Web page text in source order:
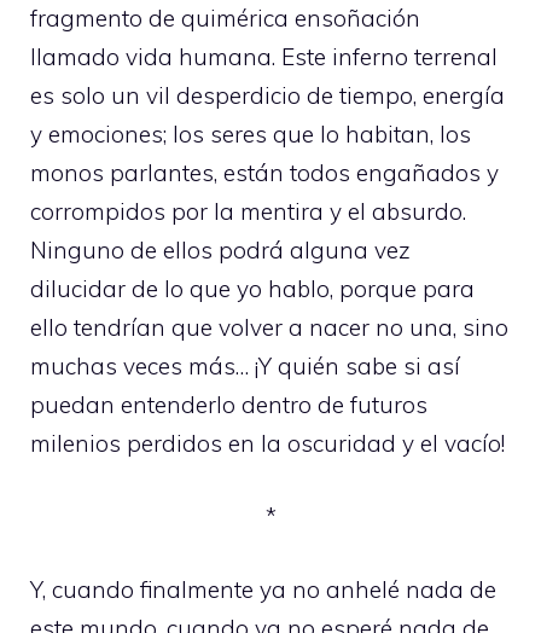
fragmento de quimérica ensoñación
llamado vida humana. Este inferno terrenal
es solo un vil desperdicio de tiempo, energía
y emociones; los seres que lo habitan, los
monos parlantes, están todos engañados y
corrompidos por la mentira y el absurdo.
Ninguno de ellos podrá alguna vez
dilucidar de lo que yo hablo, porque para
ello tendrían que volver a nacer no una, sino
muchas veces más… ¡Y quién sabe si así
puedan entenderlo dentro de futuros
milenios perdidos en la oscuridad y el vacío!
*
Y, cuando finalmente ya no anhelé nada de